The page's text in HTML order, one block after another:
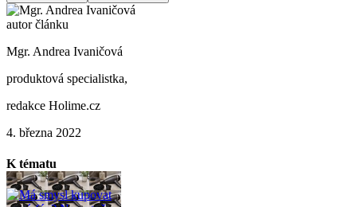
autor článku
Mgr. Andrea Ivaničová
produktová specialistka,
redakce Holime.cz
4. března 2022
K tématu